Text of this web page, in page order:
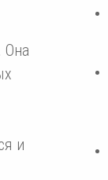
Она
и